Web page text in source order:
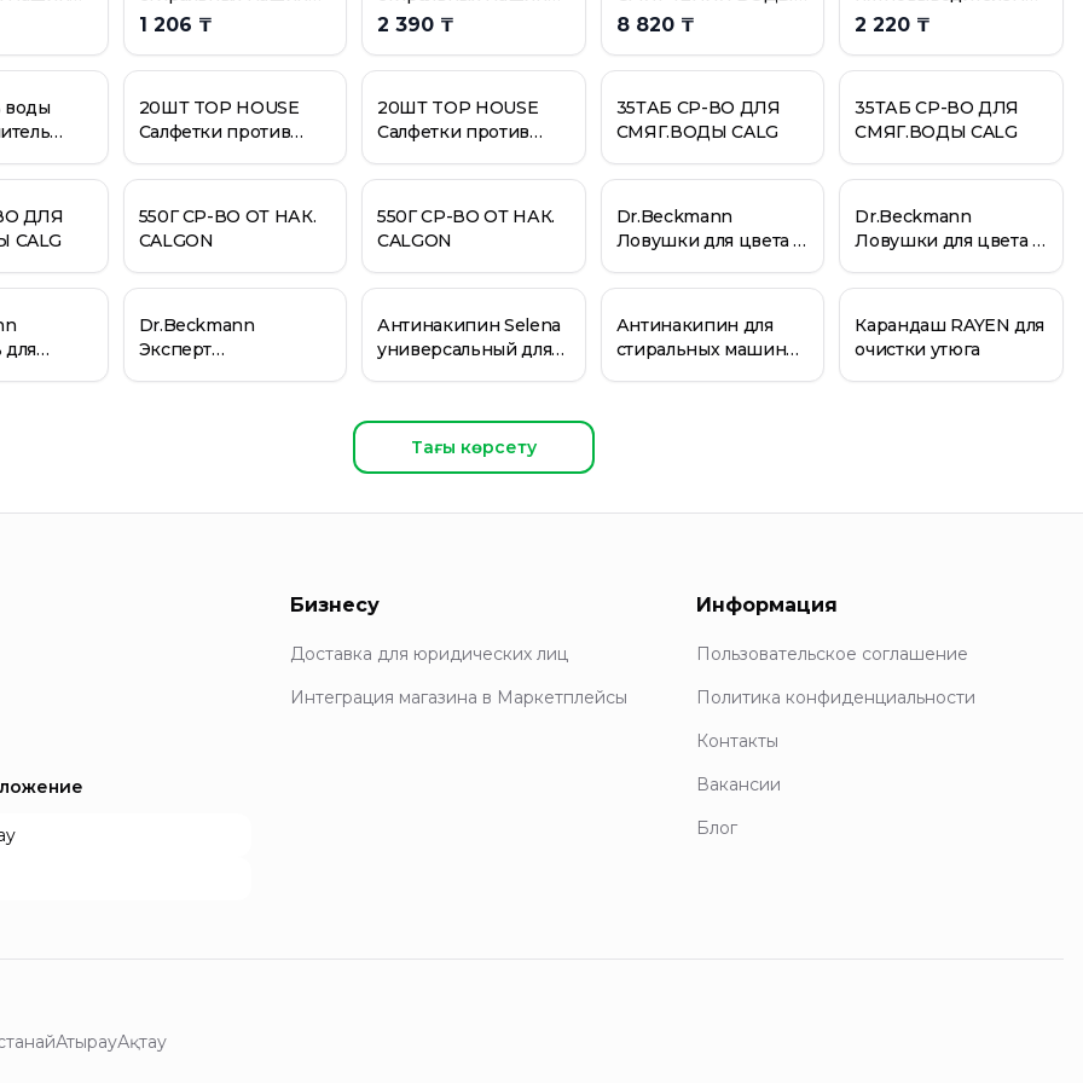
КалМагон +5 500 г
1 206 ₸
Tiret, 250 мл
2 390 ₸
CALGON 1500МЛ
8 820 ₸
PACLAN 2в1, 20шт
2 220 ₸
воды
20ШТ TOP HOUSE
Салфетки против
20ШТ TOP HOUSE
Салфетки против
35ТАБ СР-ВО ДЛЯ
СМЯГ.ВОДЫ CALG
35ТАБ СР-ВО ДЛЯ
СМЯГ.ВОДЫ CALG
ДЛЯ
550Г СР-ВО ОТ НАК.
CALGON
550Г СР-ВО ОТ НАК.
CALGON
Dr.Beckmann
Ловушки для цвета и
20+4шт
Dr.Beckmann
Ловушки для цвета и
8шт
для
Dr.Beckmann
Эксперт
Антинакипин Selena
универсальный для
Антинакипин для
стиральных машин
Карандаш RAYEN для
очистки утюга
Тағы көрсету
20+4шт
8шт
250 гр
мл.
250 мл
Бизнесу
Доставка для юридических лиц
Интеграция магазина в Маркетплейсы
Информация
Пользовательское соглашение
Политика конфиденциальности
Контакты
Вакансии
Блог
АтырауАқтау